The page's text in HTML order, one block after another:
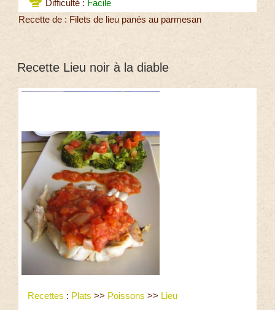
Difficulté : Facile
Recette de : Filets de lieu panés au parmesan
Recette Lieu noir à la diable
Recettes : Plats >> Poissons >> Lieu